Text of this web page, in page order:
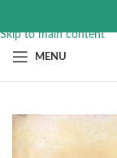
Skip to main content
MENU